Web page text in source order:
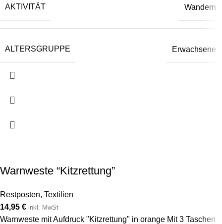
AKTIVITÄT Wandern
ALTERSGRUPPE Erwachsene
Warnweste “Kitzrettung”
Restposten, Textilien
14,95 € inkl. MwSt
Warnweste mit Aufdruck "Kitzrettung" in orange Mit 3 Taschen